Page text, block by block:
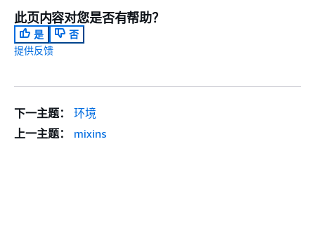
此页内容对您是否有帮助？
是
否
提供反馈
下一主题：
环境
上一主题：
mixins